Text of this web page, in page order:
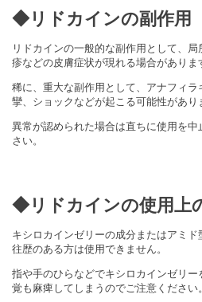
◆リドカインの副作用
リドカインの一般的な副作用として、
疹などの皮膚症状が現れる場合がありま
稀に、重大な副作用として、 アナフィラ
攣、ショックなどが起こる可能性があり
異常が認められた場合は直ちに使用を
さい。
◆リドカインの使用上
キシロカインゼリーの成分またはアミ
往歴のある方は使用できません。
指や手のひらなどでキシロカインゼリ
覚も麻痺してしまうのでご注意ください。